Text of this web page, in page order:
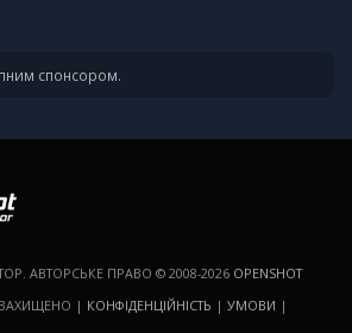
спонсором.
АВТОРСЬКЕ ПРАВО © 2008-2026 OPENSHOT
ЗАХИЩЕНО | КОНФІДЕНЦІЙНІСТЬ | УМОВИ |